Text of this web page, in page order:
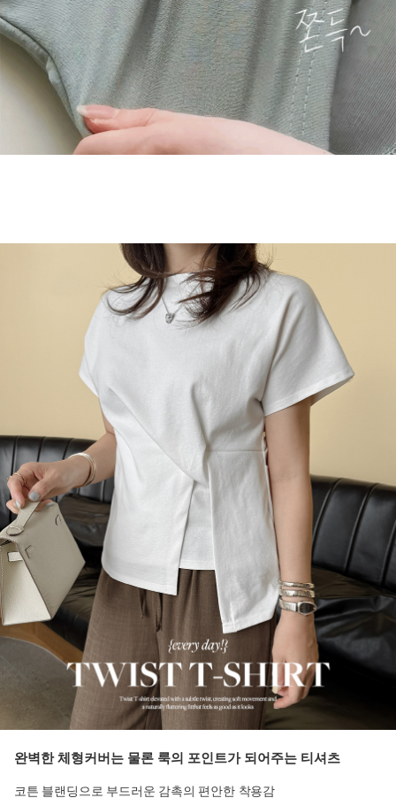
완벽한 체형커버는 물론 룩의 포인트가 되어주는 티셔츠
코튼 블랜딩으로 부드러운 감촉의 편안한 착용감